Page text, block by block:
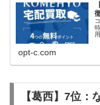
opt-c.com
【葛西】7位：